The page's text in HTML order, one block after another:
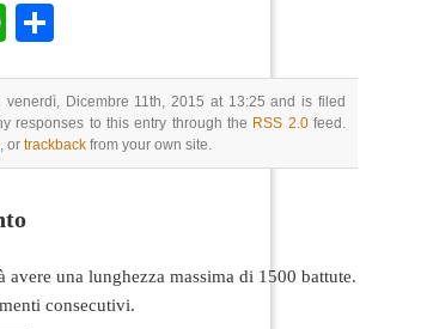
WhatsApp
Dicembre 11th, 2015 at 13:25 and is filed
responses to this entry through the RSS 2.0feed.
, or trackback from your own site.
avere una lunghezza massima di 1500 battute.
consecutivi.